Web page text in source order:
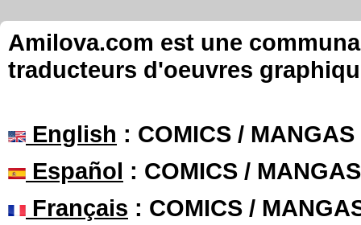
Amilova.com est une
traducteurs d'oeuvres
English : COMICS /
Español : COMICS /
Français : COMICS /